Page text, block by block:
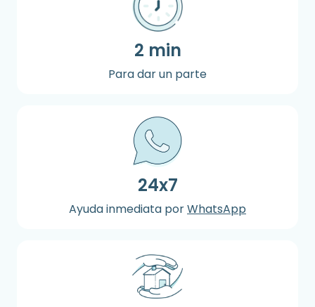
2 min
Para dar un parte
24x7
Ayuda inmediata porWhatsApp